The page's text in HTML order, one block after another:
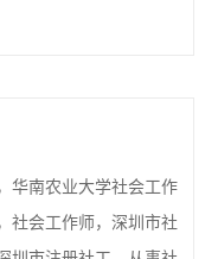
华南农业大学社会工作
社会工作师，深圳市社